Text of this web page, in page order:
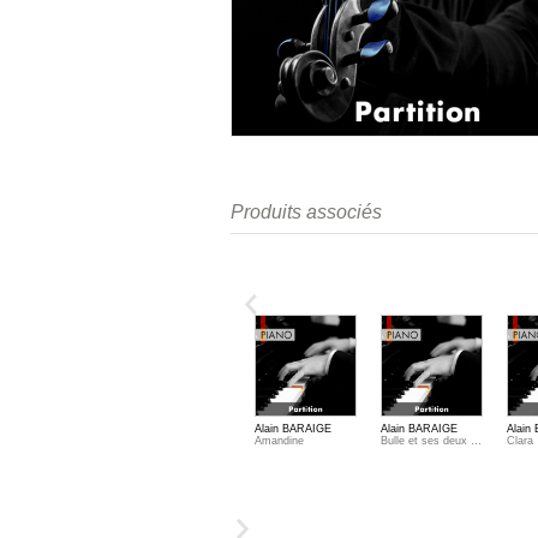
Produits associés
Alain BARAIGE
Amandine
Alain BARAIGE
Bulle et ses deux amis
Alain
Clara